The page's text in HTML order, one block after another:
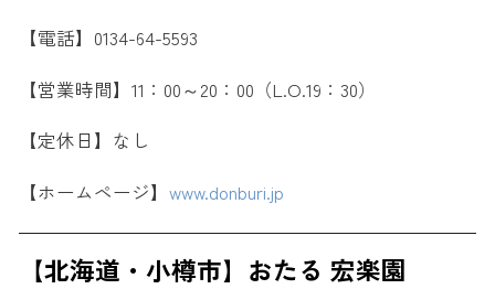
【電話】0134-64-5593
【営業時間】11：00～20：00（L.O.19：30）
【定休日】なし
【ホームページ】 www.donburi.jp
【北海道・小樽市】おたる 宏楽園